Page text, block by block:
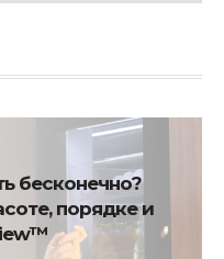
бесконечно?
порядке и